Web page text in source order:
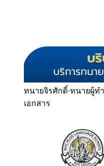
ทนายจิรศักดิ์·ทนายผู้ท
เอกสาร